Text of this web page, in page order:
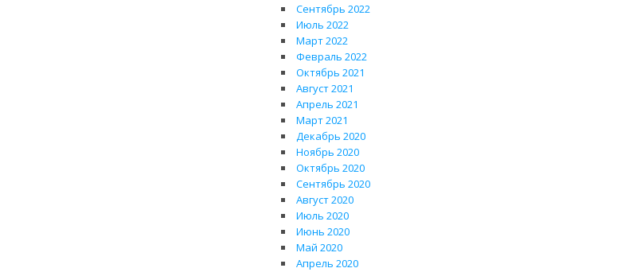
Сентябрь 2022
Июль 2022
Март 2022
Февраль 2022
Октябрь 2021
Август 2021
Апрель 2021
Март 2021
Декабрь 2020
Ноябрь 2020
Октябрь 2020
Сентябрь 2020
Август 2020
Июль 2020
Июнь 2020
Май 2020
Апрель 2020